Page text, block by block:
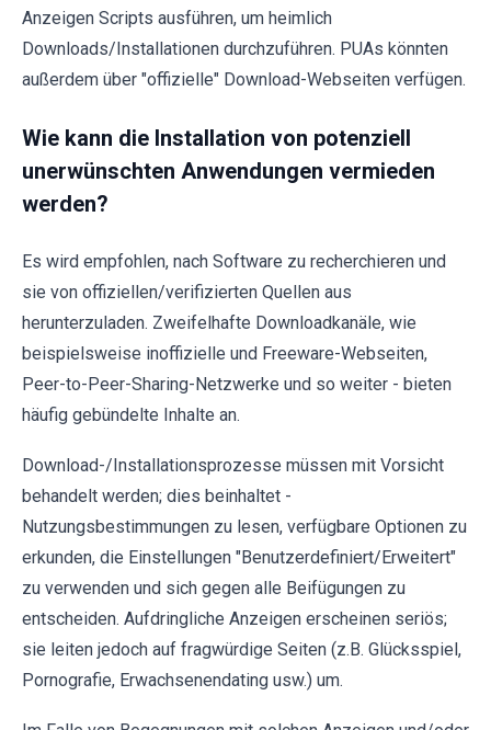
Anzeigen Scripts ausführen, um heimlich
Downloads/Installationen durchzuführen. PUAs könnten
außerdem über "offizielle" Download-Webseiten verfügen.
Wie kann die Installation von potenziell
unerwünschten Anwendungen vermieden
werden?
Es wird empfohlen, nach Software zu recherchieren und
sie von offiziellen/verifizierten Quellen aus
herunterzuladen. Zweifelhafte Downloadkanäle, wie
beispielsweise inoffizielle und Freeware-Webseiten,
Peer-to-Peer-Sharing-Netzwerke und so weiter - bieten
häufig gebündelte Inhalte an.
Download-/Installationsprozesse müssen mit Vorsicht
behandelt werden; dies beinhaltet -
Nutzungsbestimmungen zu lesen, verfügbare Optionen zu
erkunden, die Einstellungen "Benutzerdefiniert/Erweitert"
zu verwenden und sich gegen alle Beifügungen zu
entscheiden. Aufdringliche Anzeigen erscheinen seriös;
sie leiten jedoch auf fragwürdige Seiten (z.B. Glücksspiel,
Pornografie, Erwachsenendating usw.) um.